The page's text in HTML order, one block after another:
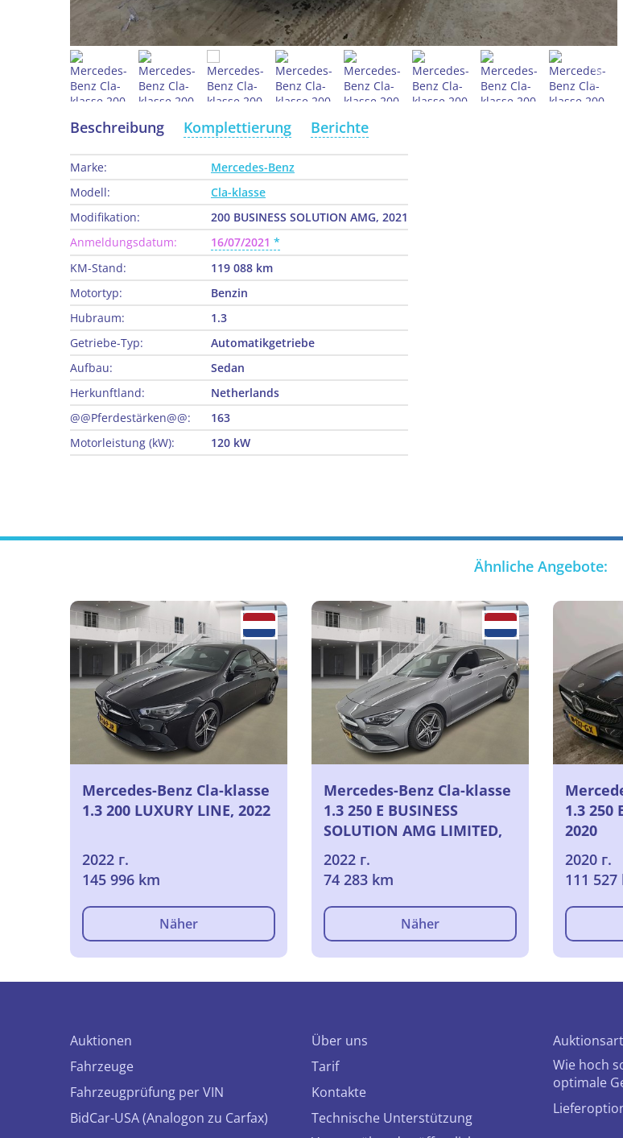
Beschreibung Komplettierung Berichte
Marke:
Mercedes-Benz
Modell:
Cla-klasse
Modifikation:
200 BUSINESS SOLUTION AMG, 2021
Anmeldungsdatum:
16/07/2021
KM-Stand:
119 088 km
Motortyp:
Benzin
Hubraum:
1.3
Getriebe-Typ:
Automatikgetriebe
Aufbau:
Sedan
Herkunftland:
Netherlands
@@Pferdestärken@@:
163
Motorleistung (kW):
120 kW
Ähnliche Angebote:
Mercedes-Benz Cla-klasse
1.3 200 LUXURY LINE, 2022
2022 г.
145 996 km
Näher
Mercedes-Benz Cla-klasse
1.3 250 E BUSINESS
SOLUTION AMG LIMITED,
2022
2022 г.
74 283 km
Näher
1.3 250
2020
2020 г.
111 527
Auktionen
Fahrzeuge
Fahrzeugprüfung per VIN
BidCar-USA (Analogon zu Carfax)
Über uns
Tarif
Kontakte
Technische Unterstützung
Wie hoch
optimale